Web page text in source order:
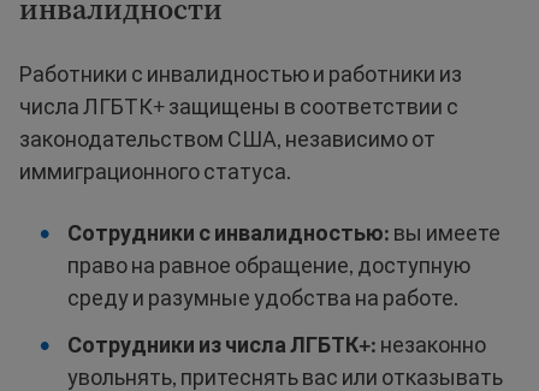
инвалидности
Работники с инвалидностью и работники из
числа ЛГБТК+ защищены в соответствии с
законодательством США, независимо от
иммиграционного статуса.
Сотрудники с инвалидностью: вы имеете
право на равное обращение, доступную
среду и разумные удобства на работе.
Сотрудники из числа ЛГБТК+: незаконно
увольнять, притеснять вас или отказывать